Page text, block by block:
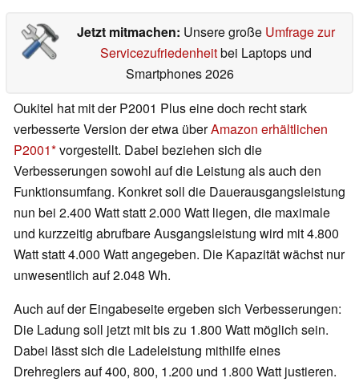
Jetzt mitmachen: Unsere große Umfrage zur
Servicezufriedenheitbei Laptops und
Smartphones 2026
Oukitel hat mit der P2001 Plus eine doch recht stark
verbesserte Version der etwa überAmazon erhältlichen
P2001 vorgestellt. Dabei beziehen sich die
Verbesserungen sowohl auf die Leistung als auch den
Funktionsumfang. Konkret soll die Dauerausgangsleistung
nun bei 2.400 Watt statt 2.000 Watt liegen, die maximale
und kurzzeitig abrufbare Ausgangsleistung wird mit 4.800
Watt statt 4.000 Watt angegeben. Die Kapazität wächst nur
unwesentlich auf 2.048 Wh.
Auch auf der Eingabeseite ergeben sich Verbesserungen:
Die Ladung soll jetzt mit bis zu 1.800 Watt möglich sein.
Dabei lässt sich die Ladeleistung mithilfe eines
Drehreglers auf 400, 800, 1.200 und 1.800 Watt justieren.